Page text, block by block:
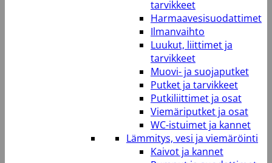
tarvikkeet
Harmaavesisuodattimet
Ilmanvaihto
Luukut, liittimet ja
tarvikkeet
Muovi- ja suojaputket
Putket ja tarvikkeet
Putkiliittimet ja osat
Viemäriputket ja osat
WC-istuimet ja kannet
Lämmitys, vesi ja viemäröinti
Kaivot ja kannet